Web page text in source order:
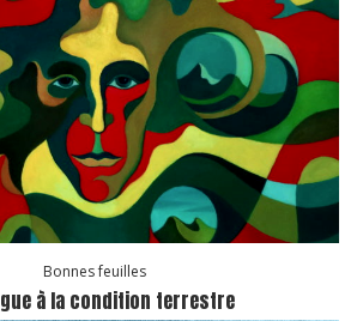
Bonnes feuilles
à la condition terrestre